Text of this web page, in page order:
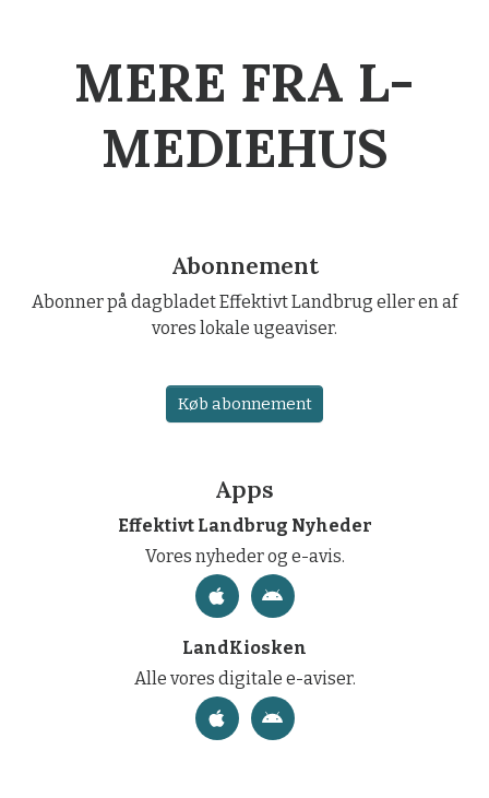
MERE FRA L-
MEDIEHUS
Abonnement
Abonner på dagbladet Effektivt Landbrug eller en af
vores lokale ugeaviser.
Køb abonnement
Apps
Effektivt Landbrug Nyheder
Vores nyheder og e-avis.
LandKiosken
Alle vores digitale e-aviser.